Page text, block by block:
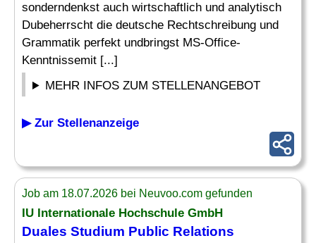
sonderndenkst auch wirtschaftlich und analytisch
Dubeherrscht die deutsche Rechtschreibung und
Grammatik perfekt undbringst MS-Office-
Kenntnissemit [...]
MEHR INFOS ZUM STELLENANGEBOT
▶ Zur Stellenanzeige
Job am 18.07.2026 bei Neuvoo.com gefunden
IU Internationale Hochschule GmbH
Duales Studium Public Relations